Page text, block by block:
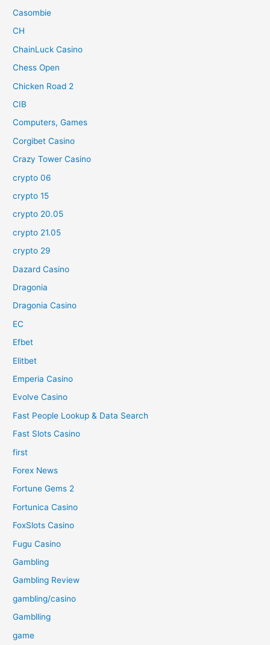
Casombie
CH
ChainLuck Casino
Chess Open
Chicken Road 2
CIB
Computers, Games
Corgibet Casino
Crazy Tower Сasino
crypto 06
crypto 15
crypto 20.05
crypto 21.05
crypto 29
Dazard Casino
Dragonia
Dragonia Casino
EC
Efbet
Elitbet
Emperia Casino
Evolve Casino
Fast People Lookup & Data Search
Fast Slots Casino
first
Forex News
Fortune Gems 2
Fortunica Casino
FoxSlots Casino
Fugu Casino
Gambling
Gambling Review
gambling/casino
Gamblling
game